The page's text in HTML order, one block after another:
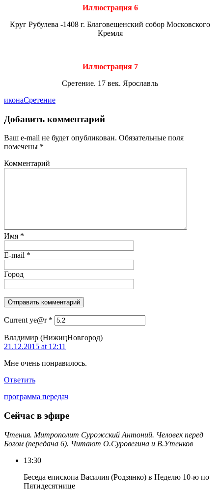
Иллюстрация 6
Круг Рубулева -1408 г. Благовещенский собор Московского
Кремля
Иллюстрация 7
Сретение. 17 век. Ярославль
иконаСретение
Добавить комментарий
Ваш e-mail не будет опубликован. Обязательные поля
помечены *
Комментарий
Имя *
E-mail *
Город
Current ye@r *
Владимир (HижицНовгород)
21.12.2015 at 12:11
Мне очень понравилось.
Ответить
программа передач
Сейчас в эфире
Чтения. Митрополит Сурожский Антоний. Человек перед
Богом (передача 6). Читают О.Суровегина и В.Утенков
13:30
Беседа епископа Василия (Родзянко) в Неделю 10-ю по
Пятидесятнице